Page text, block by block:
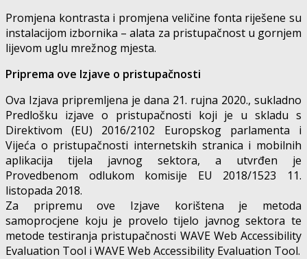
Promjena kontrasta i promjena veličine fonta riješene su
instalacijom izbornika – alata za pristupačnost u gornjem
lijevom uglu mrežnog mjesta.
Priprema ove Izjave o pristupačnosti
Ova Izjava pripremljena je dana 21. rujna 2020., sukladno
Predlošku izjave o pristupačnosti koji je u skladu s
Direktivom (EU) 2016/2102 Europskog parlamenta i
Vijeća o pristupačnosti internetskih stranica i mobilnih
aplikacija tijela javnog sektora, a utvrđen je
Provedbenom odlukom komisije EU 2018/1523 11.
listopada 2018.
Za pripremu ove Izjave korištena je metoda
samoprocjene koju je provelo tijelo javnog sektora te
metode testiranja pristupačnosti WAVE Web Accessibility
Evaluation Tool i WAVE Web Accessibility Evaluation Tool.